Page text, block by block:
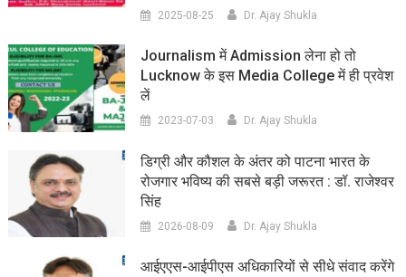
2025-08-25 Dr. Ajay Shukla
Journalism में Admission लेना हो तो
Lucknow के इस Media College में ही प्रवेश
लें
2023-07-03 Dr. Ajay Shukla
डिग्री और कौशल के अंतर को पाटना भारत के
रोजगार भविष्य की सबसे बड़ी जरूरत : डॉ. राजेश्वर
सिंह
2026-08-09 Dr. Ajay Shukla
आईएएस-आईपीएस अधिकारियों से सीधे संवाद करेंगे